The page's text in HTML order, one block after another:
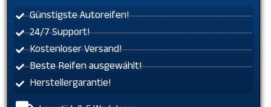
Günstigste Autoreifen!
24/7 Support!
Kostenloser Versand!
Beste Reifen ausgewählt!
Herstellergarantie!